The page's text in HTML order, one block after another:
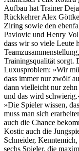
Aufbau hat Trainer
Rückkehrer Alex
Ziring sowie den
Pavlovic und Henry
dass wir so viele Leute
Trainingsqualität sorgt.
Luxusproblem: »Wir
dass immer nur zwölf
dann vielleicht nur
und das wird
»Die Spieler wissen,
muss man sich
auch die Chance
Kostic auch die
Schneider,
sechs Spieler, die